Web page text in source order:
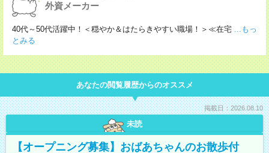
外資メーカー
40代～50代活躍中！＜穏やか＆はたらきやすい職場！＞≪在宅 ...もっ
とみる
あなたの閲覧履歴からのオススメ
掲載日：2026.08.10
未読
【オープニング募集】おばあちゃんのお散歩付